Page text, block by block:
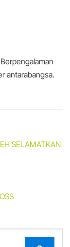
antarabangsa.
SELAMATKAN